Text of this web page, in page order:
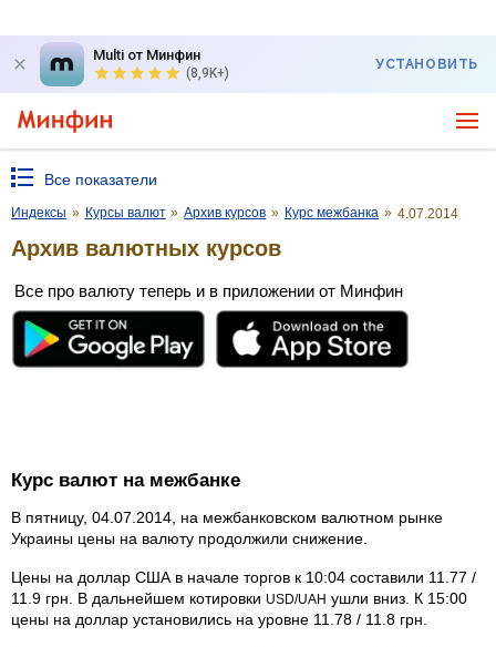
Multi от Минфин
(8,9K+)
УСТАНОВИТЬ
Все показатели
Индексы » Курсы валют » Архив курсов » Курс межбанка » 4.07.2014
Архив валютных курсов
Все про валюту теперь и в приложении от Минфин
Курс валют на межбанке
В пятницу, 04.07.2014, на межбанковском валютном рынке
Украины цены на валюту продолжили снижение.
Цены на доллар США в начале торгов к 10:04 составили 11.77 /
11.9 грн. В дальнейшем котировки USD/UAH ушли вниз. К 15:00
цены на доллар установились на уровне 11.78 / 11.8 грн.